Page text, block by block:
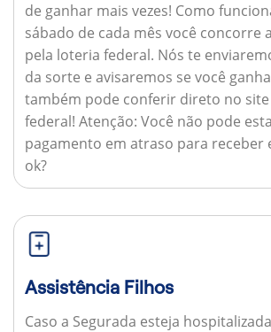
de ganhar mais vezes! Como
sábado de cada mês você concorre
pela loteria federal. Nós te
da sorte e avisaremos se você
também pode conferir direto no
federal! Atenção: Você não pode
pagamento em atraso para receber
ok?
Assistência Filhos
Caso a Segurada esteja